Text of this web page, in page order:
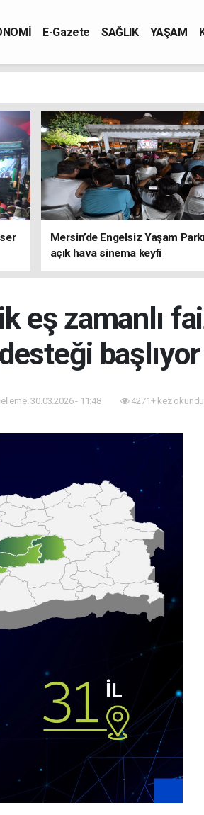
E-Gazete SAĞLIK YAŞAM
Mersin’de Engelsiz Yaşam
açık hava sinema keyfi
eş zamanlı
başlıyor
30.03.2026 - 11:48 4271+ kez